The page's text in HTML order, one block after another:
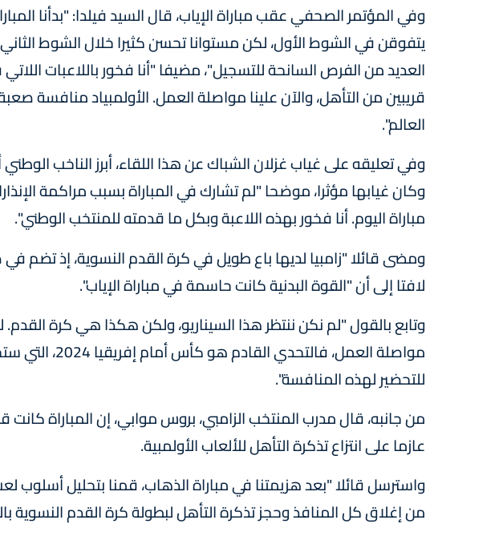
وفي المؤتمر الصحفي عقب مباراة الإياب، قال السيد فيلدا: "بدأنا
يتفوقن في الشوط الأول، لكن مستوانا تحسن كثيرا خلال الشوط
العديد من الفرص السانحة للتسجيل"، مضيفا "أنا فخور باللاعبات
العالم".
وفي تعليقه على غياب غزلان الشباك عن هذا اللقاء، أبرز الناخب
وكان غيابها مؤثرا، موضحا "لم تشارك في المباراة بسبب مراكمة
مباراة اليوم. أنا فخور بهذه اللاعبة وبكل ما قدمته للمنتخب الوطني".
ومضى قائلا "زامبيا لديها باع طويل في كرة القدم النسوية، إذ تضم
لافتا إلى أن "القوة البدنية كانت حاسمة في مباراة الإياب".
وتابع بالقول "لم نكن ننتظر هذا السيناريو، ولكن هكذا هي كرة
مواصلة العمل،
للتحضير لهذه المنافسة".
من جانبه، قال مدرب المنتخب الزامبي، بروس موابي، إن المباراة
عازما على انتزاع تذكرة التأهل للألعاب الأولمبية.
واسترسل قائلا "بعد هزيمتنا في مباراة الذهاب، قمنا بتحليل أسلوب
من إغلاق كل المنافذ وحجز تذكرة التأهل لبطولة كرة القدم النسوية